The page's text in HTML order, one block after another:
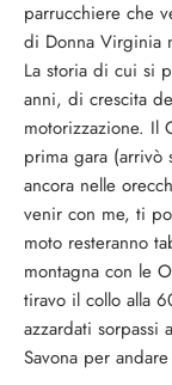
parrucchiere che
di Donna Virginia
La storia di cui si
anni, di crescita
motorizzazione. Il
prima gara
ancora nelle
venir con me, ti
moto resteranno
montagna con le
tiravo il collo alla
azzardati sorpassi
Savona per